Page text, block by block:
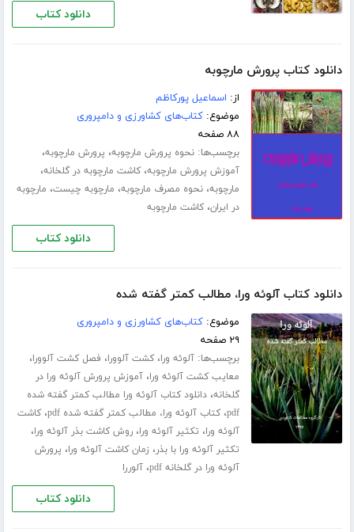
دانلود کتاب
دانلود کتاب پرورش مارچوبه
از: اسماعیل پورکاظم
موضوع:کتاب‌های کشاورزی و دامپروری
۸۸ صفحه
برچسب‌ها:نحوه پرورش مارچوبه، پرورش مارچوبه،
آموزش پرورش مارچوبه،کاشت مارچوبه در گلخانه،
مارچوبه،نحوه مصرف مارچوبه، مارچوبه چیست، مارچوبه
در ایران،کاشت مارچوبه
دانلود کتاب
دانلود کتاب آلوئه ورا، مطالب کمتر گفته شده
موضوع:کتاب‌های کشاورزی و دامپروری
۲۹ صفحه
برچسب‌ها:آلوئه ورا،کشت آلوورا، فصل کشت آلوورا،
معایب کشت آلوئه ورا،آموزش پرورش آلوئه ورا در
گلخانه،دانلود کتاب آلوئه ورا مطالب کمتر گفته شده
pdf،کتاب آلوئه ورا، مطالب کمتر گفته شده pdf ،کاشت
آلوئه ورا، تکثیر آلوئه ورا،روش کاشت بذر آلوئه ورا،
تکثیر آلوئه ورا با بذر، زمان کاشت آلوئه ورا، پرورش
آلوئه ورا در گلخانه pdf
،آلوررا
دانلود کتاب